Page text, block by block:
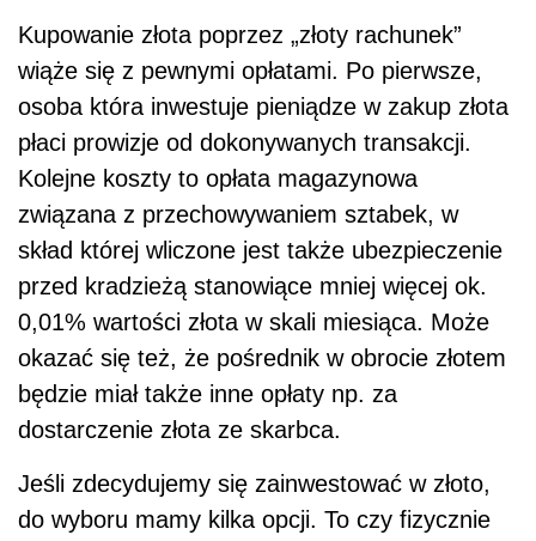
Kupowanie złota poprzez „złoty rachunek”
wiąże się z pewnymi opłatami. Po pierwsze,
osoba która inwestuje pieniądze w zakup złota
płaci prowizje od dokonywanych transakcji.
Kolejne koszty to opłata magazynowa
związana z przechowywaniem sztabek, w
skład której wliczone jest także ubezpieczenie
przed kradzieżą stanowiące mniej więcej ok.
0,01% wartości złota w skali miesiąca. Może
okazać się też, że pośrednik w obrocie złotem
będzie miał także inne opłaty np. za
dostarczenie złota ze skarbca.
Jeśli zdecydujemy się zainwestować w złoto,
do wyboru mamy kilka opcji. To czy fizycznie